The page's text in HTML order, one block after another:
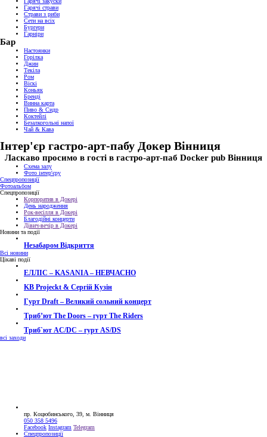
Гарячі страви
Страви з риби
Сети на всіх
Бургери
Гарніри
Бар
Настоянки
Горілка
Джин
Текіла
Ром
Віскі
Коньяк
Бренді
Винна карта
Пиво & Сидр
Коктейлі
Безалкогольні напої
Чай & Кава
Інтер'єр гастро-арт-пабу Докер Вінниця
Ласкаво просимо в гості в гастро-арт-паб Docker pub Вінниця
Схема залу
Фото інтер'єру
Спецпропозиції
Фотоальбом
Спецпропозиції
Корпоратив в Докері
День народження
Рок-весілля в Докері
Благодійні концерти
Дівич-вечір в Докері
Новини та події
Незабаром Відкриття
Всі новини
Цікаві події
ЕЛЛІС – KASANIA – НЕВЧАСНО
KB Projeckt & Сергій Кузін
Гурт Draft – Великий сольний концерт
Трибʼют The Doors – гурт The Riders
Триб`ют AC/DC – гурт AS/DS
всі заходи
пр. Коцюбинського, 39, м. Вінниця
050 358 5496
Facebook Instagram Telegram
Спецпропозиції